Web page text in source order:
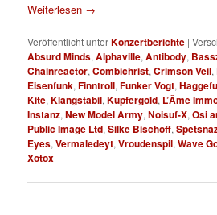
Weiterlesen →
Veröffentlicht unterKonzertberichte |
Absurd Minds,Alphaville,Antibody,
Chainreactor,Combichrist,Crimson Veil,
Eisenfunk,Finntroll,Funker Vogt,
Kite,Klangstabil,Kupfergold, L’Âme
Instanz,New Model Army,Noisuf-X,Osi
Public Image Ltd,Silke Bischoff,
Eyes,Vermaledeyt,Vroudenspil,Wave
Xotox